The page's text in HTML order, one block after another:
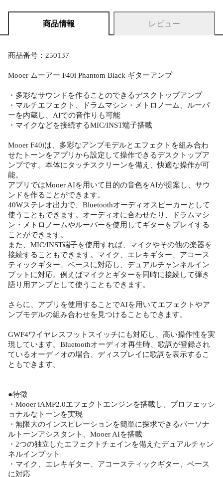
商品情報 レビュー
商品番号：250137
Mooer ムーアー F40i Phantom Black ギターアンプ
・多彩なサウンドを作ることのできるデスクトップアンプ
・マルチエフェクト、ドラムマシン・メトロノーム、ルーパ
ーを内蔵し、AIでの音作りも可能
・マイクなどを接続するMIC/INST端子搭載
Mooer F40iは、多彩なアンプモデルとエフェクトを組み合わ
せたトーンをアプリから設定して操作できるデスクトップア
ンプです。本体にタッチスクリーンを備え、快適な操作が可
能。
アプリではMooer AIを用いて目的の音色をAIが提案し、サウ
ンドを作ることができます。
40Wステレオ出力で、Bluetoothオーディオスピーカーとして
使うこともできます。オーディオに合わせたり、ドラムマシ
ン・メトロノームやルーパーを使用してギターをプレイする
ことができます。
また、MIC/INST端子を使用すれば、マイクやその他の楽器を
接続することもできます。マイク、エレキギター、アコース
ティックギター、ベースに対応し、デュアルチャンネルイン
プットに対応。例えばマイクとギターを同時に接続して弾き
語り用アンプとして使うこともできます。
さらに、アプリを使用することでAIを用いてエフェクトやア
ンプモデルの組み合わせを見つけることもできます。
GWF4ワイヤレスフットスイッチにも対応し、高い操作性を実
現しています。Bluetoothオーディオ再生時、歌詞が登録され
ているオーディオの場合、ディスプレイに歌詞を表示するこ
ともできます。
●特徴
・Mooer iAMP2.0エフェクトエンジンを搭載し、プロフェッシ
ョナルなトーンを実現
・無限大のインスピレーションを簡単に探求できるパーソナ
ルトーンアシスタント、Mooer AIを搭載
・2つの独立したエフェクトチェインを備えたデュアルチャン
ネルインプット
・マイク、エレキギター、アコースティックギター、ベース
に対応